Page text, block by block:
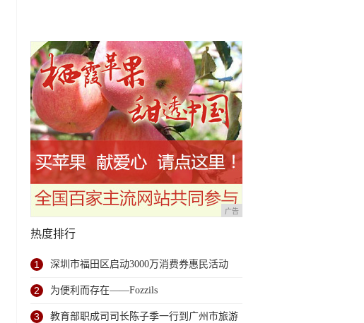
广告
热度排行
1 深圳市福田区启动3000万消费券惠民活动
2 为便利而存在——Fozzils
3 教育部职成司司长陈子季一行到广州市旅游